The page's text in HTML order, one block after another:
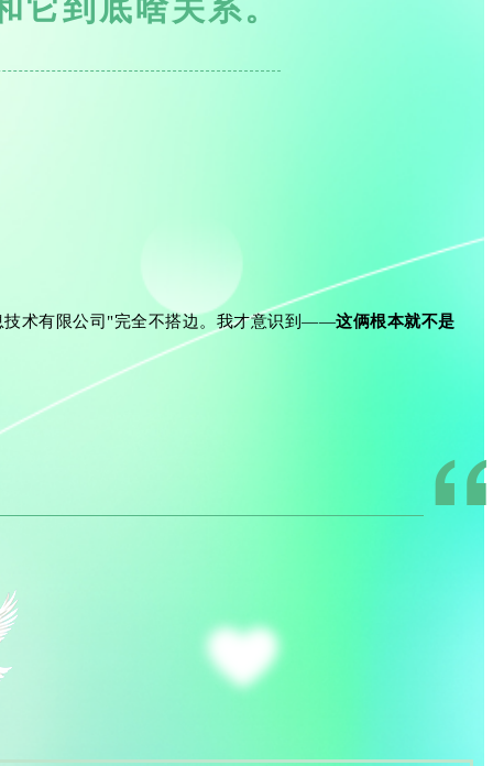
到底啥关系。
技术有限公司"完全不搭边。我才意识到——这俩根本就不是